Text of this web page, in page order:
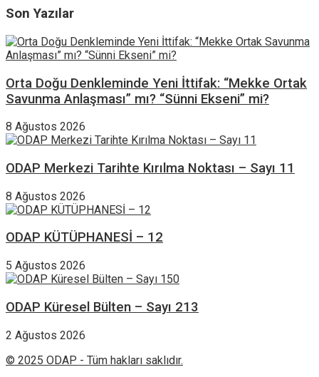
Son Yazılar
Orta Doğu Denkleminde Yeni İttifak: “Mekke Ortak
Savunma Anlaşması” mı? “Sünni Ekseni” mi?
8 Ağustos 2026
ODAP Merkezi Tarihte Kırılma Noktası – Sayı 11
8 Ağustos 2026
ODAP KÜTÜPHANESİ – 12
5 Ağustos 2026
ODAP Küresel Bülten – Sayı 213
2 Ağustos 2026
© 2025 ODAP - Tüm hakları saklıdır.